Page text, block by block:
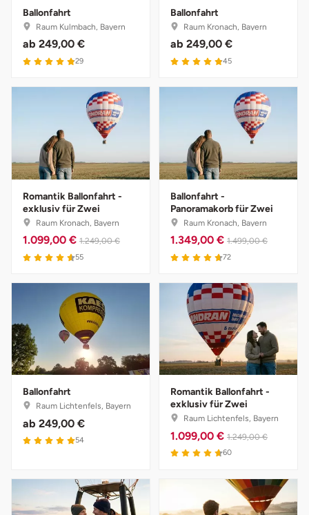
Ballonfahrt
Raum Kulmbach, Bayern
ab 249,00 €
29
Ballonfahrt
Raum Kronach, Bayern
ab 249,00 €
45
Romantik Ballonfahrt -
exklusiv für Zwei
Raum Kronach, Bayern
1.099,00 € 1.249,00 €
55
Ballonfahrt -
Panoramakorb für Zwei
Raum Kronach, Bayern
1.349,00 € 1.499,00 €
72
Ballonfahrt
Raum Lichtenfels, Bayern
ab 249,00 €
54
Romantik Ballonfahrt -
exklusiv für Zwei
Raum Lichtenfels, Bayern
1.099,00 € 1.249,00 €
60
Münster
Nürnberg
Riesa
Ruhrgebiet
Strausberg (Berlin/Brandenburg)
sächsische Schweiz
Sangerhausen
Sonneberg
Unterwellenborn
Weimar
Weißenfels
Witterda